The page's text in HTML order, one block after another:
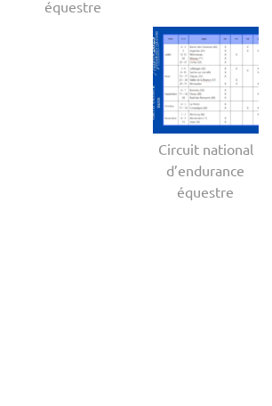
équestre
Circuit national
d’endurance
équestre